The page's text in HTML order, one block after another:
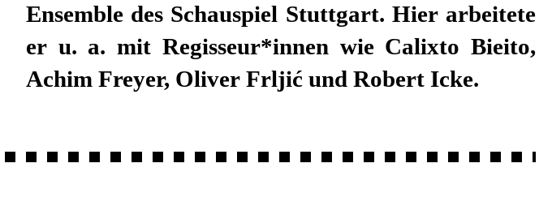
Achim Freyer, Oliver Frljić und Robert Icke.